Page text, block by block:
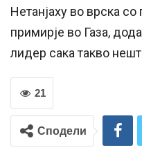
Нетанјаху во врска
примирје во Газа,
лидер сака такво
21
Сподели